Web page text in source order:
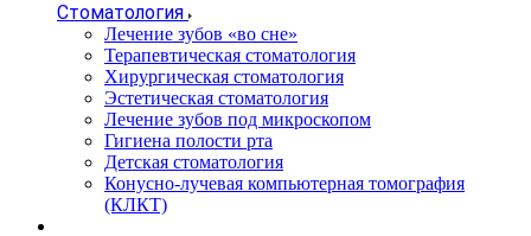
Стоматология
Лечение зубов «во сне»
Терапевтическая стоматология
Хирургическая стоматология
Эстетическая стоматология
Лечение зубов под микроскопом
Гигиена полости рта
Детская стоматология
Конусно-лучевая компьютерная томография
(КЛКТ)